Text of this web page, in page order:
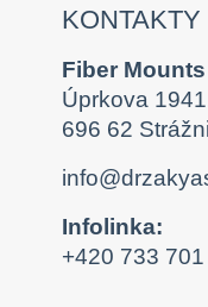
KONTAKTY
Fiber
Úprkova
696 62
Infolinka:
+420 733